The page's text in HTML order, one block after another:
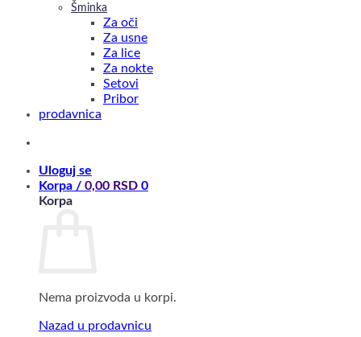
Šminka
Za oči
Za usne
Za lice
Za nokte
Setovi
Pribor
prodavnica
Uloguj se
Korpa / 0,00 RSD 0
Korpa
Nema proizvoda u korpi.
Nazad u prodavnicu